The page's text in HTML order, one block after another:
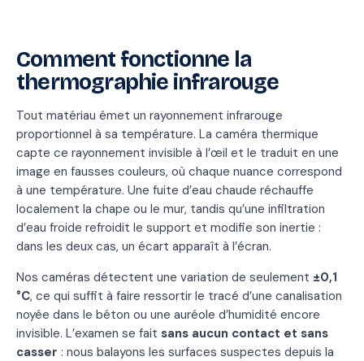
Comment fonctionne la
thermographie infrarouge
Tout matériau émet un rayonnement infrarouge
proportionnel à sa température. La caméra thermique
capte ce rayonnement invisible à l’œil et le traduit en une
image en fausses couleurs, où chaque nuance correspond
à une température. Une fuite d’eau chaude réchauffe
localement la chape ou le mur, tandis qu’une infiltration
d’eau froide refroidit le support et modifie son inertie :
dans les deux cas, un écart apparaît à l’écran.
Nos caméras détectent une variation de seulement ±0,1
°C, ce qui suffit à faire ressortir le tracé d’une canalisation
noyée dans le béton ou une auréole d’humidité encore
invisible. L’examen se fait sans aucun contact et sans
casser : nous balayons les surfaces suspectes depuis la